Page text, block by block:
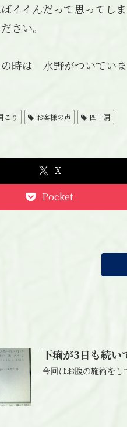
イイんだって思ってし
さい。
時は 水野がついていま
こり お客様の声 四十肩
X
Pocket
下痢が3日も続い
今回はお腹の施術をし